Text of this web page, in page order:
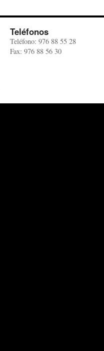
Teléfonos
Teléfono: 976 88 55 28
Fax: 976 88 56 30